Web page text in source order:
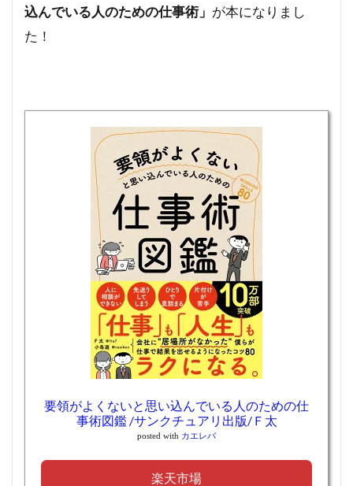
込んでいる人のための仕事術」 が本になりまし
た！
要領がよくないと思い込んでいる人のための仕
事術図鑑 /サンクチュアリ出版/Ｆ太
posted with カエレバ
楽天市場